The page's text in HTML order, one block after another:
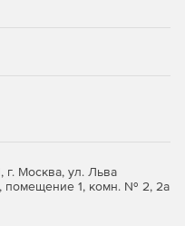
актов.
среды и
г. Москва, ул. Льва
помещение 1, комн. № 2, 2а